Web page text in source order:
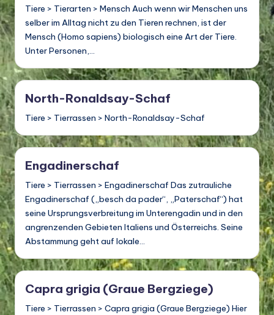
v
e
rs
it
ä
t
Tiere > Tierarten > Mensch Auch wenn wir Menschen uns
selber im Alltag nicht zu den Tieren rechnen, ist der
Mensch (Homo sapiens) biologisch eine Art der Tiere.
Unter Personen,…
North-Ronaldsay-Schaf
Tiere > Tierrassen > North-Ronaldsay-Schaf
Engadinerschaf
Tiere > Tierrassen > Engadinerschaf Das zutrauliche
Engadinerschaf („besch da pader“, „Paterschaf“) hat
seine Ursprungsverbreitung im Unterengadin und in den
angrenzenden Gebieten Italiens und Österreichs. Seine
Abstammung geht auf lokale…
Capra grigia (Graue Bergziege)
Tiere > Tierrassen > Capra grigia (Graue Bergziege) Hier